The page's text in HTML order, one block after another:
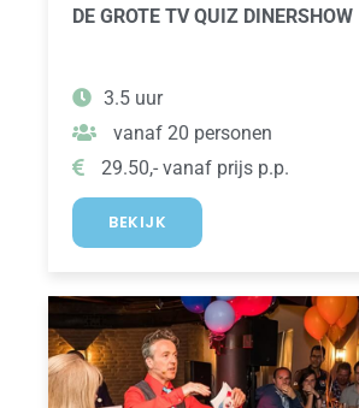
DE GROTE TV QUIZ DINERSHOW
3.5 uur
vanaf 20 personen
29.50,- vanaf prijs p.p.
BEKIJK